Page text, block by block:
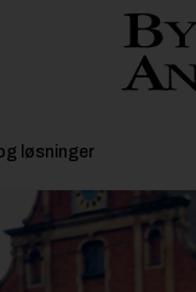
løsninger